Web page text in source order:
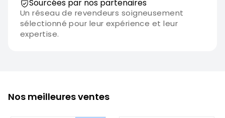
Sourcées par nos partenaires
Un réseau de revendeurs soigneusement
sélectionné pour leur expérience et leur
expertise.
Nos meilleures ventes